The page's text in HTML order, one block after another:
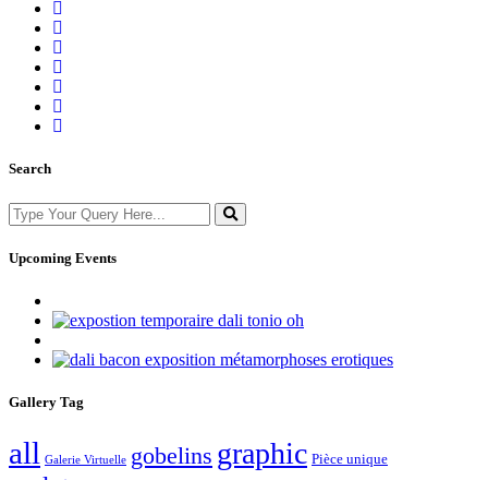
Search
Upcoming Events
Gallery Tag
all Galerie Virtuelle gobelins graphic Pièce unique